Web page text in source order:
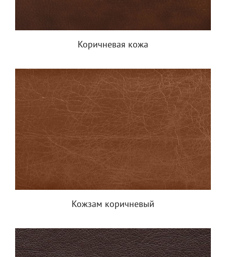
Коричневая кожа
Кожзам коричневый